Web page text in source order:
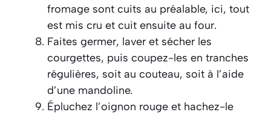
fromage sont cuits au préalable, ici, tout
est mis cru et cuit ensuite au four.
Faites germer, laver et sécher les
courgettes, puis coupez-les en tranches
régulières, soit au couteau, soit à l’aide
d’une mandoline.
Épluchez l’oignon rouge et hachez-le